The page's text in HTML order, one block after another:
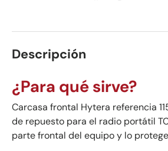
Descripción
¿Para qué sirve?
Carcasa frontal Hytera referencia
de repuesto para el radio portátil
parte frontal del equipo y lo